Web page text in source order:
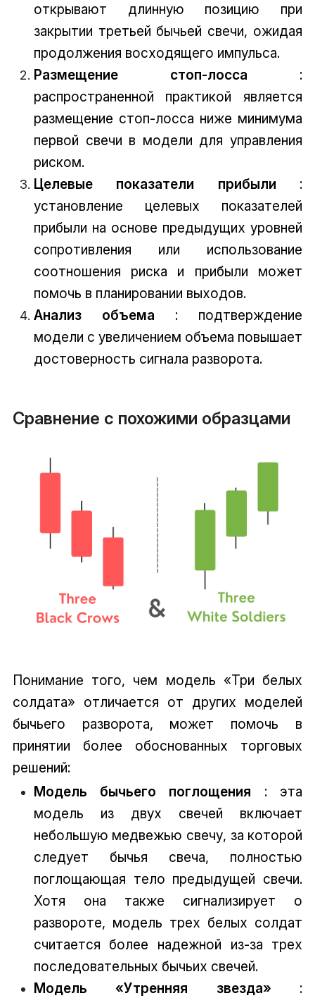
открывают длинную позицию при
закрытии третьей бычьей свечи, ожидая
продолжения восходящего импульса.
Размещение стоп-лосса :
распространенной практикой является
размещение стоп-лосса ниже минимума
первой свечи в модели для управления
риском.
Целевые показатели прибыли :
установление целевых показателей
прибыли на основе предыдущих уровней
сопротивления или использование
соотношения риска и прибыли может
помочь в планировании выходов.
Анализ объема : подтверждение
модели с увеличением объема повышает
достоверность сигнала разворота.
Сравнение с похожими образцами
Понимание того, чем модель «Три белых
солдата» отличается от других моделей
бычьего разворота, может помочь в
принятии более обоснованных торговых
решений:
Модель бычьего поглощения : эта
модель из двух свечей включает
небольшую медвежью свечу, за которой
следует бычья свеча, полностью
поглощающая тело предыдущей свечи.
Хотя она также сигнализирует о
развороте, модель трех белых солдат
считается более надежной из-за трех
последовательных бычьих свечей.
Модель «Утренняя звезда» :